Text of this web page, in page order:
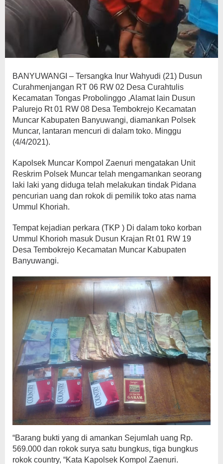
BANYUWANGI – Tersangka Inur Wahyudi (21) Dusun
Curahmenjangan RT 06 RW 02 Desa Curahtulis
Kecamatan Tongas Probolinggo ,Alamat lain Dusun
Palurejo Rt 01 RW 08 Desa Tembokrejo Kecamatan
Muncar Kabupaten Banyuwangi, diamankan Polsek
Muncar, lantaran mencuri di dalam toko. Minggu
(4/4/2021).
Kapolsek Muncar Kompol Zaenuri mengatakan Unit
Reskrim Polsek Muncar telah mengamankan seorang
laki laki yang diduga telah melakukan tindak Pidana
pencurian uang dan rokok di pemilik toko atas nama
Ummul Khoriah.
Tempat kejadian perkara (TKP ) Di dalam toko korban
Ummul Khorioh masuk Dusun Krajan Rt 01 RW 19
Desa Tembokrejo Kecamatan Muncar Kabupaten
Banyuwangi.
“Barang bukti yang di amankan Sejumlah uang Rp.
569.000 dan rokok surya satu bungkus, tiga bungkus
rokok country, “Kata Kapolsek Kompol Zaenuri.